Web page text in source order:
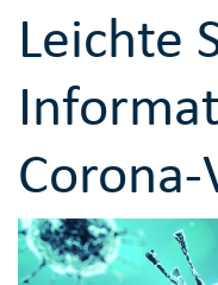
Leichte